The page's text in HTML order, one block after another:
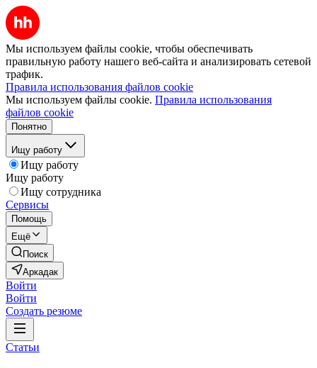
Мы используем файлы cookie, чтобы обеспечивать
правильную работу нашего веб-сайта и анализировать сетевой
трафик.
Правила использования файлов cookie
Мы используем файлы cookie. Правила использования
файлов cookie
Понятно
Ищу работу
Ищу работу
Ищу работу
Ищу сотрудника
Сервисы
Помощь
Ещё
Поиск
Аркадак
Войти
Войти
Создать резюме
Статьи